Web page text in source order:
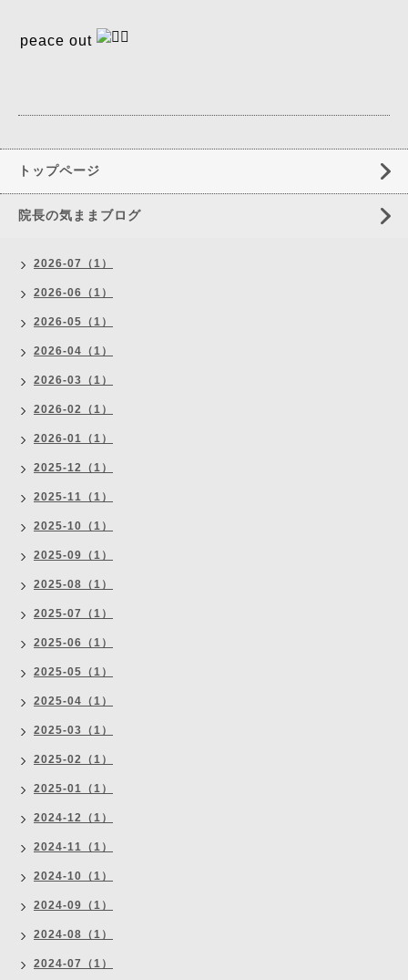
peace out
トップページ
院長の気ままブログ
2026-07（1）
2026-06（1）
2026-05（1）
2026-04（1）
2026-03（1）
2026-02（1）
2026-01（1）
2025-12（1）
2025-11（1）
2025-10（1）
2025-09（1）
2025-08（1）
2025-07（1）
2025-06（1）
2025-05（1）
2025-04（1）
2025-03（1）
2025-02（1）
2025-01（1）
2024-12（1）
2024-11（1）
2024-10（1）
2024-09（1）
2024-08（1）
2024-07（1）